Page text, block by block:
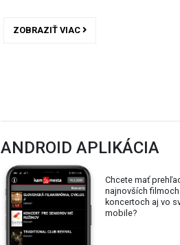
ZOBRAZIŤ VIAC
ANDROID APLIKÁCIA
Chcete mať
najnovších
koncertoch aj vo
mobile?